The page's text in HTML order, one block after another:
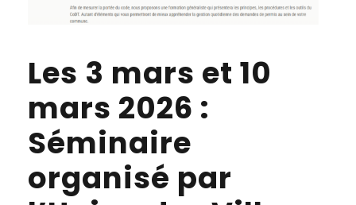
Les 3 mars et 10
mars 2026 :
Séminaire
organisé par